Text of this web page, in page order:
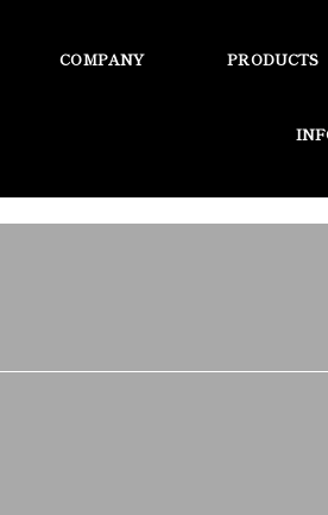
COMPANY PRODUCTS